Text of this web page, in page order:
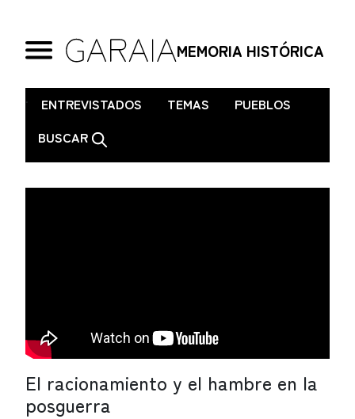
MEMORIA HISTÓRICA
. ENTREVISTADOS TEMAS
PUEBLOS
BUSCAR
El racionamiento y el hambre en la
posguerra